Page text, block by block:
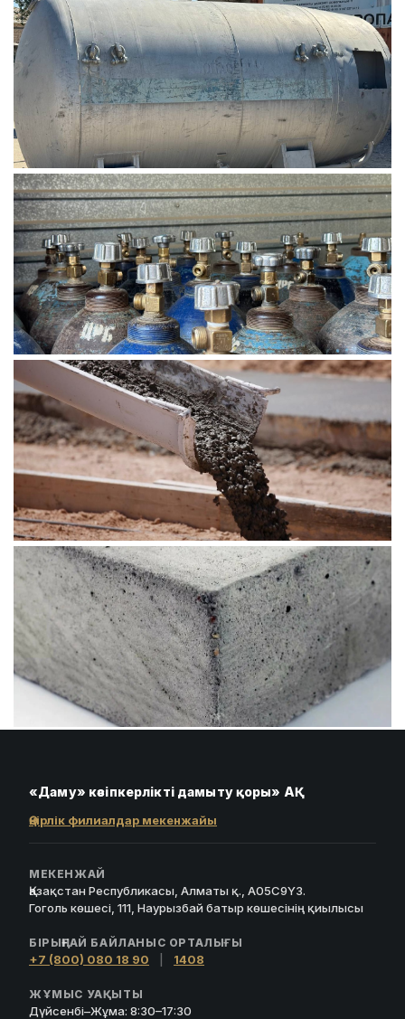
«Даму» кәсіпкерлікті дамыту қоры» АҚ
Өңірлік филиалдар мекенжайы
МЕКЕНЖАЙ
Қазақстан Республикасы, Алматы қ., A05C9Y3.
Гоголь көшесі, 111, Наурызбай батыр көшесінің қиылысы
БІРЫҢҒАЙ БАЙЛАНЫС ОРТАЛЫҒЫ
+7 (800) 080 18 90 1408
ЖҰМЫС УАҚЫТЫ
Дүйсенбі–Жұма: 8:30–17:30